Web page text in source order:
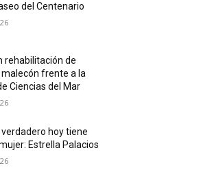
del Centenario
rehabilitación de
frente a la
Ciencias del Mar
verdadero hoy tiene
Estrella Palacios